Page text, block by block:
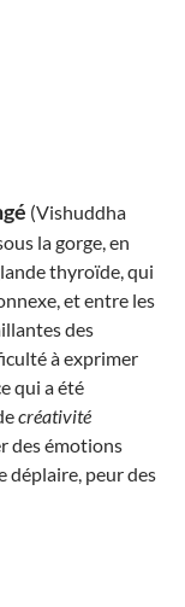
(Vishuddha
la gorge, en
thyroïde, qui
et entre les
des
à exprimer
qui a été
créativité
des émotions
déplaire, peur des